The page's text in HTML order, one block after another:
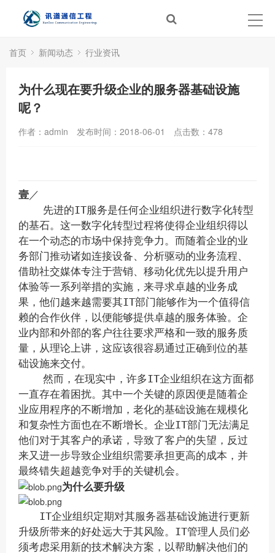
首页 新闻动态 行业资讯
为什么现在要升级企业的服务器基础设施
呢？
作者：admin 发布时间：2018-06-01 点击数： 478
壹／
先进的IT服务是任何企业组织进行数字化转型
的基石。这一数字化转型过程将使得企业组织得以
在一个动态的市场中保持竞争力。而随着企业的业
务部门推动诸如连接设备、分析驱动的业务流程、
借助社交媒体专注于营销、移动化优先以提升用户
体验等一系列举措的实施，来寻求卓越的业务成
果，他们越来越需要其IT部门能够作为一个值得信
赖的合作伙伴，以便能够提供卓越的服务体验。 企
业内部和外部的客户往往要求严格和一致的服务质
量，从理论上讲，这应该很容易通过正确到位的基
础设施来交付。
然而，在现实中，许多IT企业组织在这方面都
一直存在着困扰。其中一个关键的原因便是随着企
业应用程序的不断增加，老化的基础设施在规模化
和复杂性方面也在不断增长。企业IT部门无法满足
他们对于其客户的承诺，导致了客户的失望，反过
来又进一步导致企业组织需要承担更高的成本，并
最终错失超越竞争对手的关键机会。
为什么要升级
IT企业组织定期对其服务器基础设施进行更新
升级所带来的好处远大于其风险。IT管理人员们必
须考虑采用新的技术解决方案，以帮助解决他们的